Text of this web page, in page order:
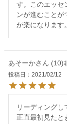
す。このエッセ
ンが進むことが
が楽になります。
あそーか 10
投稿日
2021/02/12
リーディングし
正直最初見たと